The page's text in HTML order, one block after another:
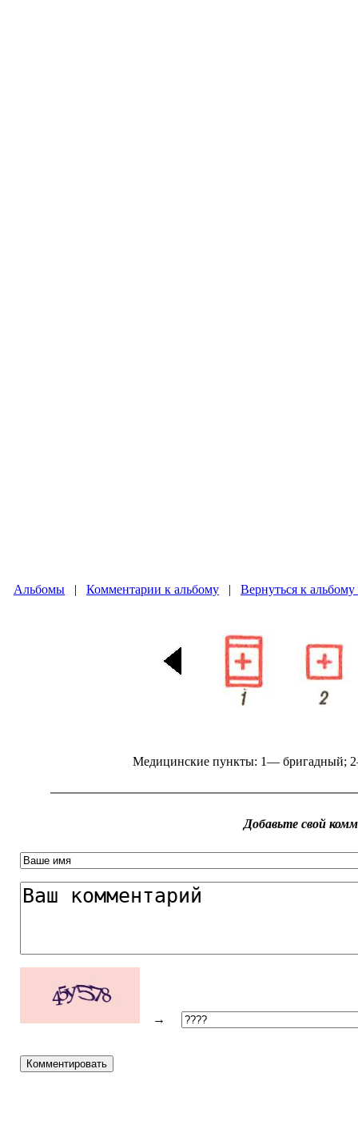
Альбомы | Комментарии к альбому | Вернуться к
Медицинские пункты: 1— бригадный;
Добавьте свой
→